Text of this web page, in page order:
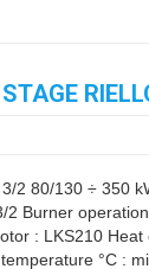
2 80/130 ÷ 350
2 Burner
: LKS210
°C :